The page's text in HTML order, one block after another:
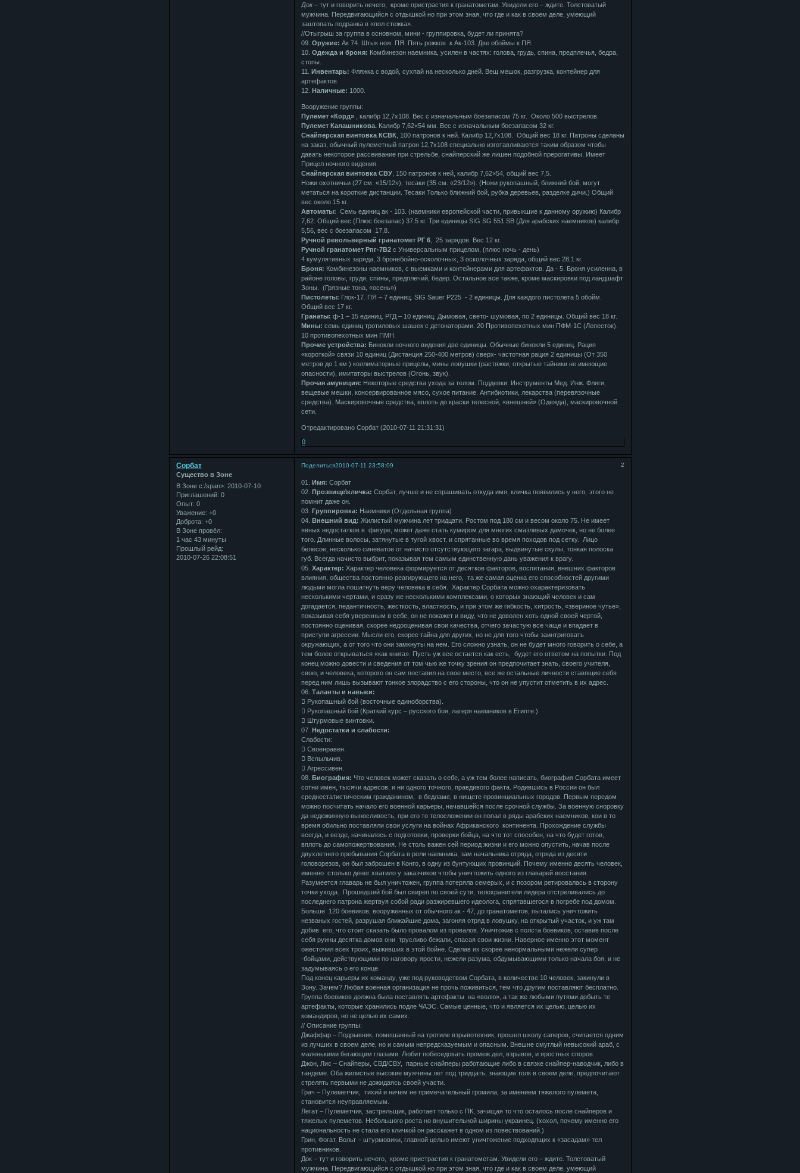
Док– тут и говорить нечего, кроме пристрастия к гранатометам. Увидели его – ждите. Толстоватый
мужчина. Передвигающийся с отдышкой но при этом зная, что где и как в своем деле, умеющий
заштопать подранка в «пол стежка».
//Отыгрыш за группа в основном, мини - группировка, будет ли принята?
09. Оружие: Ак 74. Штык нож. ПЯ. Пять рожков к Ак-103. Две обоймы к ПЯ.
10. Одежда и броня: Комбинезон наемника, усилен в частях: голова, грудь, спина, предплечья, бедра,
стопы.
11. Инвентарь: Фляжка с водой, сухпай на несколько дней. Вещ мешок, разгрузка, контейнер для
артефактов.
12. Наличные: 1000.
Вооружение группы:
Пулемет «Корд»
, калибр 12,7х108. Вес с изначальным боезапасом 75 кг. Около 500 выстрелов.
Пулемет Калашникова.Калибр 7,62×54 мм. Вес с изначальным боезапасом 32 кг.
Снайперская винтовка КСВК , 100 патронов к ней. Калибр 12,7х108. Общий вес 18 кг. Патроны сделаны
на заказ, обычный пулеметный патрон 12,7х108 специально изготавливаются таким образом чтобы
давать некоторое рассеивание при стрельбе, снайперский же лишен подобной прерогативы. Имеет
Прицел ночного видения.
Снайперская винтовка СВУ, 150 патронов к ней, калибр 7,62×54, общий вес 7,5.
Ножи охотничьи (27 см. «15/12»), тесаки (35 см. «23/12»). (Ножи рукопашный, ближний бой, могут
метаться на короткие дистанции. Тесаки Только ближний бой, рубка деревьев, разделке дичи.) Общий
вес около 15 кг.
Автоматы: Семь единиц ак - 103. (наемники европейской части, привыкшие к данному оружию) Калибр
7,62. Общий вес (Плюс боезапас) 37,5 кг. Три единицы SIG SG 551 SB (Для арабских наемников) калибр
5,56, вес с боезапасом 17,8.
Ручной револьверный гранатомет РГ 6, 25 зарядов. Вес 12 кг.
Ручной гранатомет Рпг-7В2с Универсальным прицелом, (плюс ночь - день)
4 кумулятивных заряда, 3 бронебойно-осколочных, 3 осколочных заряда, общий вес 28,1 кг.
Броня: Комбинезоны наемников, с выемками и контейнерами для артефактов. Да - 5. Броня усиленна, в
районе головы, груди, спины, предплечий, бедер. Остальное все также, кроме маскировки под ландшафт
Зоны. (Грязные тона, «осень»)
Пистолеты: Глок-17. ПЯ – 7 единиц. SIG Sauer P225 - 2 единицы. Для каждого пистолета 5 обойм.
Общий вес 17 кг.
Гранаты: ф-1 – 15 единиц. РГД – 10 единиц. Дымовая, свето- шумовая, по 2 единицы. Общий вес 18 кг.
Мины: семь единиц тротиловых шашек с детонаторами. 20 Противопехотных мин ПФМ-1С (Лепесток).
10 противопехотных мин ПМН.
Прочие устройства: Бинокли ночного видения две единицы. Обычные бинокли 5 единиц. Рация
«короткой» связи 10 единиц (Дистанция 250-400 метров) сверх- частотная рация 2 единицы (От 350
метров до 1 км.) коллиматорные прицелы, мины ловушки (растяжки, открытые тайники не имеющие
опасности), имитаторы выстрелов (Огонь, звук).
Прочая амуниция: Некоторые средства ухода за телом. Поддевки. Инструменты Мед. Инж. Фляги,
вещевые мешки, консервированное мясо, сухое питание. Антибиотики, лекарства (перевязочные
средства). Маскировочные средства, вплоть до краски телесной, «внешней» (Одежда), маскировочной
сети.
Отредактировано Сорбат (2010-07-11 21:31:31)
0
Поделиться 2
2010-07-11 23:58:09
Сорбат
Существо в Зоне
В Зоне с:/span>: 2010-07-10
Приглашений: 0
Опыт: 0
Уважение: +0
Доброта: +0
В Зоне провёл:
1 час 43 минуты
Прошлый рейд:
2010-07-26 22:08:51
01. Имя: Сорбат
02.
Прозвище\кличка: Сорбат, лучше и не спрашивать откуда имя, кличка появились у него, этого не
помнит даже он.
03.
Группировка: Наемники (Отдельная группа)
04.
Внешний вид: Жилистый мужчина лет тридцати. Ростом под 180 см и весом около 75. Не имеет
явных недостатков в фигуре, может даже стать кумиром для многих смазливых дамочек, но не более
того. Длинные волосы, затянутые в тугой хвост, и спрятанные во время походов под сетку. Лицо
белесое, несколько синеватое от начисто отсутствующего загара, выдвинутые скулы, тонкая полоска
губ. Всегда начисто выбрит, показывая тем самым единственную дань уважения к врагу.
05. Характер: Характер человека формируется от десятков факторов, воспитания, внешних факторов
влияния, общества постоянно реагирующего на него, та же самая оценка его способностей другими
людьми могла пошатнуть веру человека в себя. Характер Сорбата можно охарактеризовать
несколькими чертами, и сразу же несколькими комплексами, о которых знающий человек и сам
догадается, педантичность, жесткость, властность, и при этом же гибкость, хитрость, «звериное чутье»,
показывая себя уверенным в себе, он не покажет и виду, что не доволен хоть одной своей чертой,
постоянно оценивая, скорее недооценивая свои качества, отчего зачастую все чаще и впадает в
приступи агрессии. Мысли его, скорее тайна для других, но не для того чтобы заинтриговать
окружающих, а от того что они замкнуты на нем. Его сложно узнать, он не будет много говорить о себе, а
тем более открываться «как книга». Пусть уж все остается как есть, будет его ответом на попытки. Под
конец можно довести и сведения от том чью же точку зрения он предпочитает знать, своего учителя,
свою, и человека, которого он сам поставил на свое место, все же остальные личности ставящие себя
перед ним лишь вызывают тонкое злорадство с его стороны, что он не упустит отметить в их адрес.
06. Таланты и навыки:
 Рукопашный бой (восточные единоборства).
 Рукопашный бой (Краткий курс – русского боя, лагеря наемников в Египте.)
 Штурмовые винтовки.
07.
Недостатки и слабости:
Слабости:
 Своенравен.
 Вспыльчив.
 Агрессивен.
08.
Биография: Что человек может сказать о себе, а уж тем более написать, биография Сорбата имеет
сотни имен, тысячи адресов, и ни одного точного, правдивого факта. Родившись в России он был
среднестатистическим гражданином, в бедламе, в нищете провинциальных городов. Первым передом
можно посчитать начало его военной карьеры, начавшейся после срочной службы. За военную сноровку
да недюжинную выносливость, при его то телосложении он попал в ряды арабских наемников, кои в то
время обильно поставляли свои услуги на войнах Африканского континента. Прохождение службы
всегда, и везде, начиналось с подготовки, проверки бойца, на что тот способен, на что будет готов,
вплоть до самопожертвования. Не столь важен сей период жизни и его можно опустить, начав после
двухлетнего пребывания Сорбата в роли наемника, зам начальника отряда, отряда из десяти
головорезов, он был заброшен в Конго, в одну из бунтующих провинций. Почему именно десять человек,
именно столько денег хватило у заказчиков чтобы уничтожить одного из главарей восстания.
Разумеется главарь не был уничтожен, группа потеряла семерых, и с позором ретировалась в сторону
точки ухода. Прошедший бой был свиреп по своей сути, телохранители лидера отстреливались до
последнего патрона жертвуя собой ради разжиревшего идеолога, спрятавшегося в погребе под домом.
Больше 120 боевиков, вооруженных от обычного ак - 47, до гранатометов, пытались уничтожить
незваных гостей, разрушая ближайшие дома, загоняя отряд в ловушку, на открытый участок, и уж там
добив его, что стоит сказать было провалом из провалов. Уничтожив с полста боевиков, оставив после
себя руины десятка домов они трусливо бежали, спасая свои жизни. Наверное именно этот момент
ожесточил всех троих, выживших в этой бойне. Сделав их скорее ненормальными нежели супер
-бойцами, действующими по наговору ярости, нежели разума, обдумывающими только начала боя, и не
задумываясь о его конце.
Под конец карьеры их команду, уже под руководством Сорбата, в количестве 10 человек, закинули в
Зону. Зачем? Любая военная организация не прочь поживиться, тем что другим поставляют бесплатно.
Группа боевиков должна была поставлять артефакты на «волю», а так же любыми путями добыть те
артефакты, которые хранились подле ЧАЭС. Самые ценные, что и является их целью, целью их
командиров, но не целью их самих.
// Описание группы:
Джаффар – Подрывник, помешанный на тротиле взрывотехник, прошел школу саперов, считается одним
из лучших в своем деле, но и самым непредсказуемым и опасным. Внешне смуглый невысокий араб, с
маленькими бегающим глазами. Любит побеседовать промеж дел, взрывов, и яростных споров.
Джон, Лис – Снайперы, СВД/СВУ, парные снайперы работающие либо в связке снайпер-наводчик, либо в
тандеме. Оба жилистые высокие мужчины лет под тридцать, знающие толк в своем деле, предпочитают
стрелять первыми не дожидаясь своей участи.
Грач – Пулеметчик, тихий и ничем не примечательный громила, за имением тяжелого пулемета,
становится неуправляемым.
Легат – Пулеметчик, застрельщик, работает только с ПК, зачищая то что осталось после снайперов и
тяжелых пулеметов. Небольшого роста но внушительной ширины украинец. (хохол, почему именно его
национальность не стала его кличкой он расскажет в одном из повествований.)
Грин, Фогат, Вольт – штурмовики, главной целью имеют уничтожение подходящих к «засадам» тел
противников.
Док – тут и говорить нечего, кроме пристрастия к гранатометам. Увидели его – ждите. Толстоватый
мужчина. Передвигающийся с отдышкой но при этом зная, что где и как в своем деле, умеющий